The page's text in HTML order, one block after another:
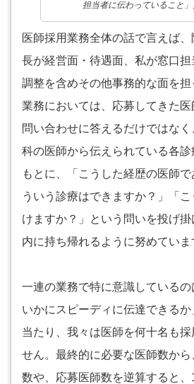
担当者に伝わっていること」
医師採用業務全体の話で言えば
長が経営面・待遇面、私が窓口
調整を含めその他事務的な面を
業務においては、応募してきた
問い合わせに答えるだけではな
科の医師から伝えられている各
もとに、「こうした経歴の医師
ういう診療はできますか？」「
けますか？」という問いを投げ
内に持ち帰れるように努めていま
一連の業務で特に意識している
いかにスピーディに伝達できる
当たり、我々は医師を何十名も採
せん。最終的に必要な医師数か
数や、応募医師数を逆算すると